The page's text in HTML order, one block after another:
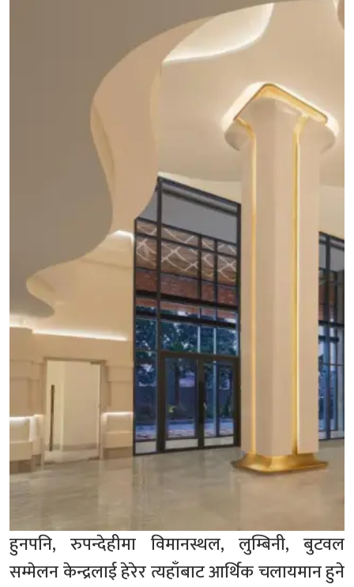
हुनपनि, रुपन्देहीमा विमानस्थल, लुम्बिनी, बुटवल
सम्मेलन केन्द्रलाई हेरेर त्यहाँबाट आर्थिक चलायमान हुने